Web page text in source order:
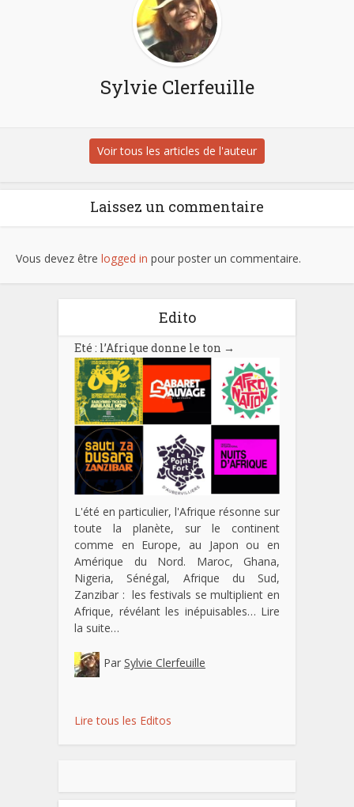
Sylvie Clerfeuille
Voir tous les articles de l'auteur
Laissez un commentaire
Vous devez être logged in pour poster un commentaire.
Edito
Eté : l’Afrique donne le ton →
L'été en particulier, l'Afrique résonne sur
toute la planète, sur le continent
comme en Europe, au Japon ou en
Amérique du Nord. Maroc, Ghana,
Nigeria, Sénégal, Afrique du Sud,
Zanzibar : les festivals se multiplient en
Afrique, révélant les inépuisables… Lire
la suite…
Par Sylvie Clerfeuille
Lire tous les Editos